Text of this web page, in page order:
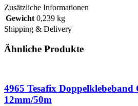
Zusätzliche Informationen
Gewicht 0,239 kg
Shipping & Delivery
Ähnliche Produkte
4965 Tesafix
12mm/50m